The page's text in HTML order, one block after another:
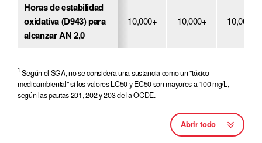
Horas de estabilidad
oxidativa (D943) para
alcanzar AN 2,0
10,000+ 10,000+ 10,000+
1 Según el SGA, no se considera una sustancia como un "tóxico
medioambiental" si los valores LC50 y EC50 son mayores a 100 mg/L,
según las pautas 201, 202 y 203 de la OCDE.
Abrir todo